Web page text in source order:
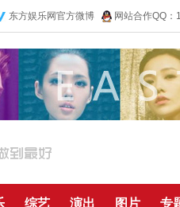
东方娱乐网官方微博 网站合作QQ
综艺 演出 图片 专